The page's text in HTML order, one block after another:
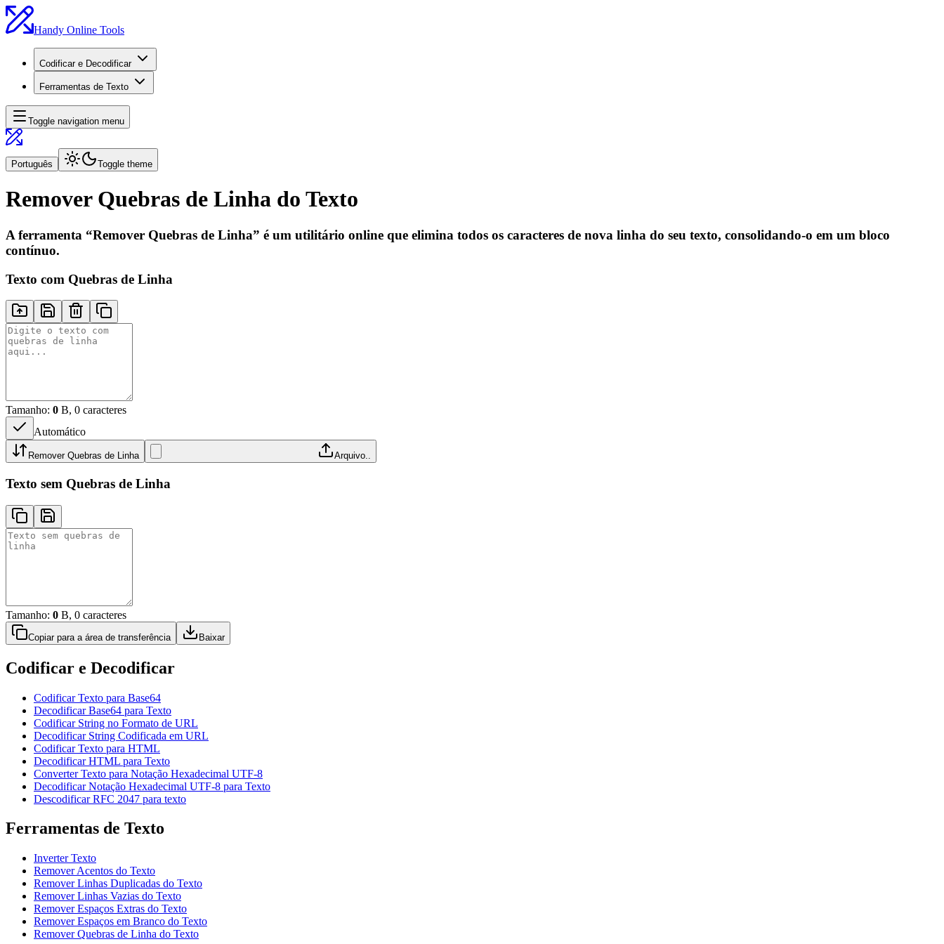
Handy Online Tools
Codificar e Decodificar
Ferramentas de Texto
Toggle navigation menu
Português Toggle theme
Remover Quebras de Linha do Texto
A ferramenta “Remover Quebras de Linha” é um utilitário online que elimina todos os caracteres de nova linha do seu texto, consolidando-o em um bloco
contínuo.
Texto com Quebras de Linha
Tamanho: 0 B, 0 caracteres
Automático
Remover Quebras de Linha Arquivo..
Texto sem Quebras de Linha
Tamanho: 0 B, 0 caracteres
Copiar para a área de transferência Baixar
Codificar e Decodificar
Codificar Texto para Base64
Decodificar Base64 para Texto
Codificar String no Formato de URL
Decodificar String Codificada em URL
Codificar Texto para HTML
Decodificar HTML para Texto
Converter Texto para Notação Hexadecimal UTF-8
Decodificar Notação Hexadecimal UTF-8 para Texto
Descodificar RFC 2047 para texto
Ferramentas de Texto
Inverter Texto
Remover Acentos do Texto
Remover Linhas Duplicadas do Texto
Remover Linhas Vazias do Texto
Remover Espaços Extras do Texto
Remover Espaços em Branco do Texto
Remover Quebras de Linha do Texto